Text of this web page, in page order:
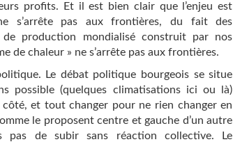
profits. Et il est bien clair que l’enjeu est
s’arrête pas aux frontières, du fait des
de production mondialisé construit par nos
de chaleur » ne s’arrête pas aux frontières.
Le débat politique bourgeois se situe
possible (quelques climatisations ici ou là)
et tout changer pour ne rien changer en
le proposent centre et gauche d’un autre
pas de subir sans réaction collective. Le